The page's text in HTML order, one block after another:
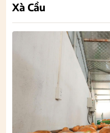
Xà Cầu